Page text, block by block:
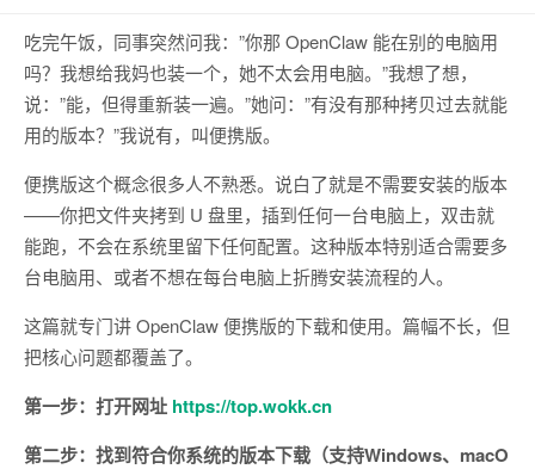
吃完午饭，同事突然问我：”你那 OpenClaw 能在别的电脑用
吗？我想给我妈也装一个，她不太会用电脑。”我想了想，
说：”能，但得重新装一遍。”她问：”有没有那种拷贝过去就能
用的版本？”我说有，叫便携版。
便携版这个概念很多人不熟悉。说白了就是不需要安装的版本
——你把文件夹拷到 U 盘里，插到任何一台电脑上，双击就
能跑，不会在系统里留下任何配置。这种版本特别适合需要多
台电脑用、或者不想在每台电脑上折腾安装流程的人。
这篇就专门讲 OpenClaw 便携版的下载和使用。篇幅不长，但
把核心问题都覆盖了。
第一步：打开网址 https://top.wokk.cn
第二步：找到符合你系统的版本下载（支持Windows、macO